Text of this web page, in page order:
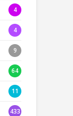
4
4
9
64
11
433